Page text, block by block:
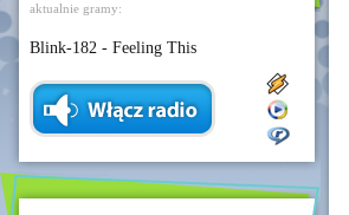
aktualnie gramy:
Blink-182 - Feeling This